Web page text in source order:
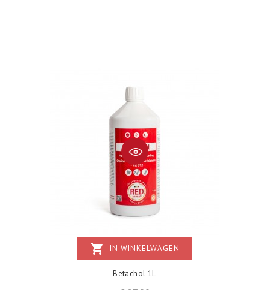
shopping_cart IN WINKELWAGEN
Betachol 1L